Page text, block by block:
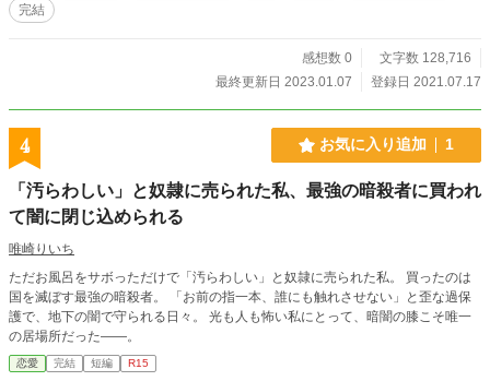
完結
感想数 0
文字数 128,716
最終更新日 2023.01.07
登録日 2021.07.17
4 お気に入り追加 1
「汚らわしい」と奴隷に売られた私、最強の暗殺者に買われ
て闇に閉じ込められる
唯崎りいち
ただお風呂をサボっただけで「汚らわしい」と奴隷に売られた私。 買ったのは
国を滅ぼす最強の暗殺者。 「お前の指一本、誰にも触れさせない」と歪な過保
護で、地下の闇で守られる日々。 光も人も怖い私にとって、暗闇の膝こそ唯一
の居場所だった――。
恋愛 完結 短編 R15